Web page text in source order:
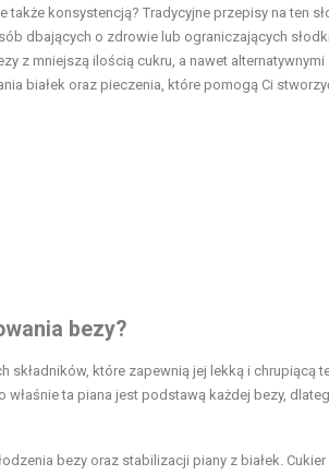
konsystencją? Tradycyjne przepisy na ten
dbających o zdrowie lub ograniczających
z mniejszą ilością cukru, a nawet alternatywnymi
białek oraz pieczenia, które pomogą Ci
bezy?
które zapewnią jej lekką i chrupiącą
właśnie ta piana jest podstawą każdej bezy,
bezy oraz stabilizacji piany z białek.